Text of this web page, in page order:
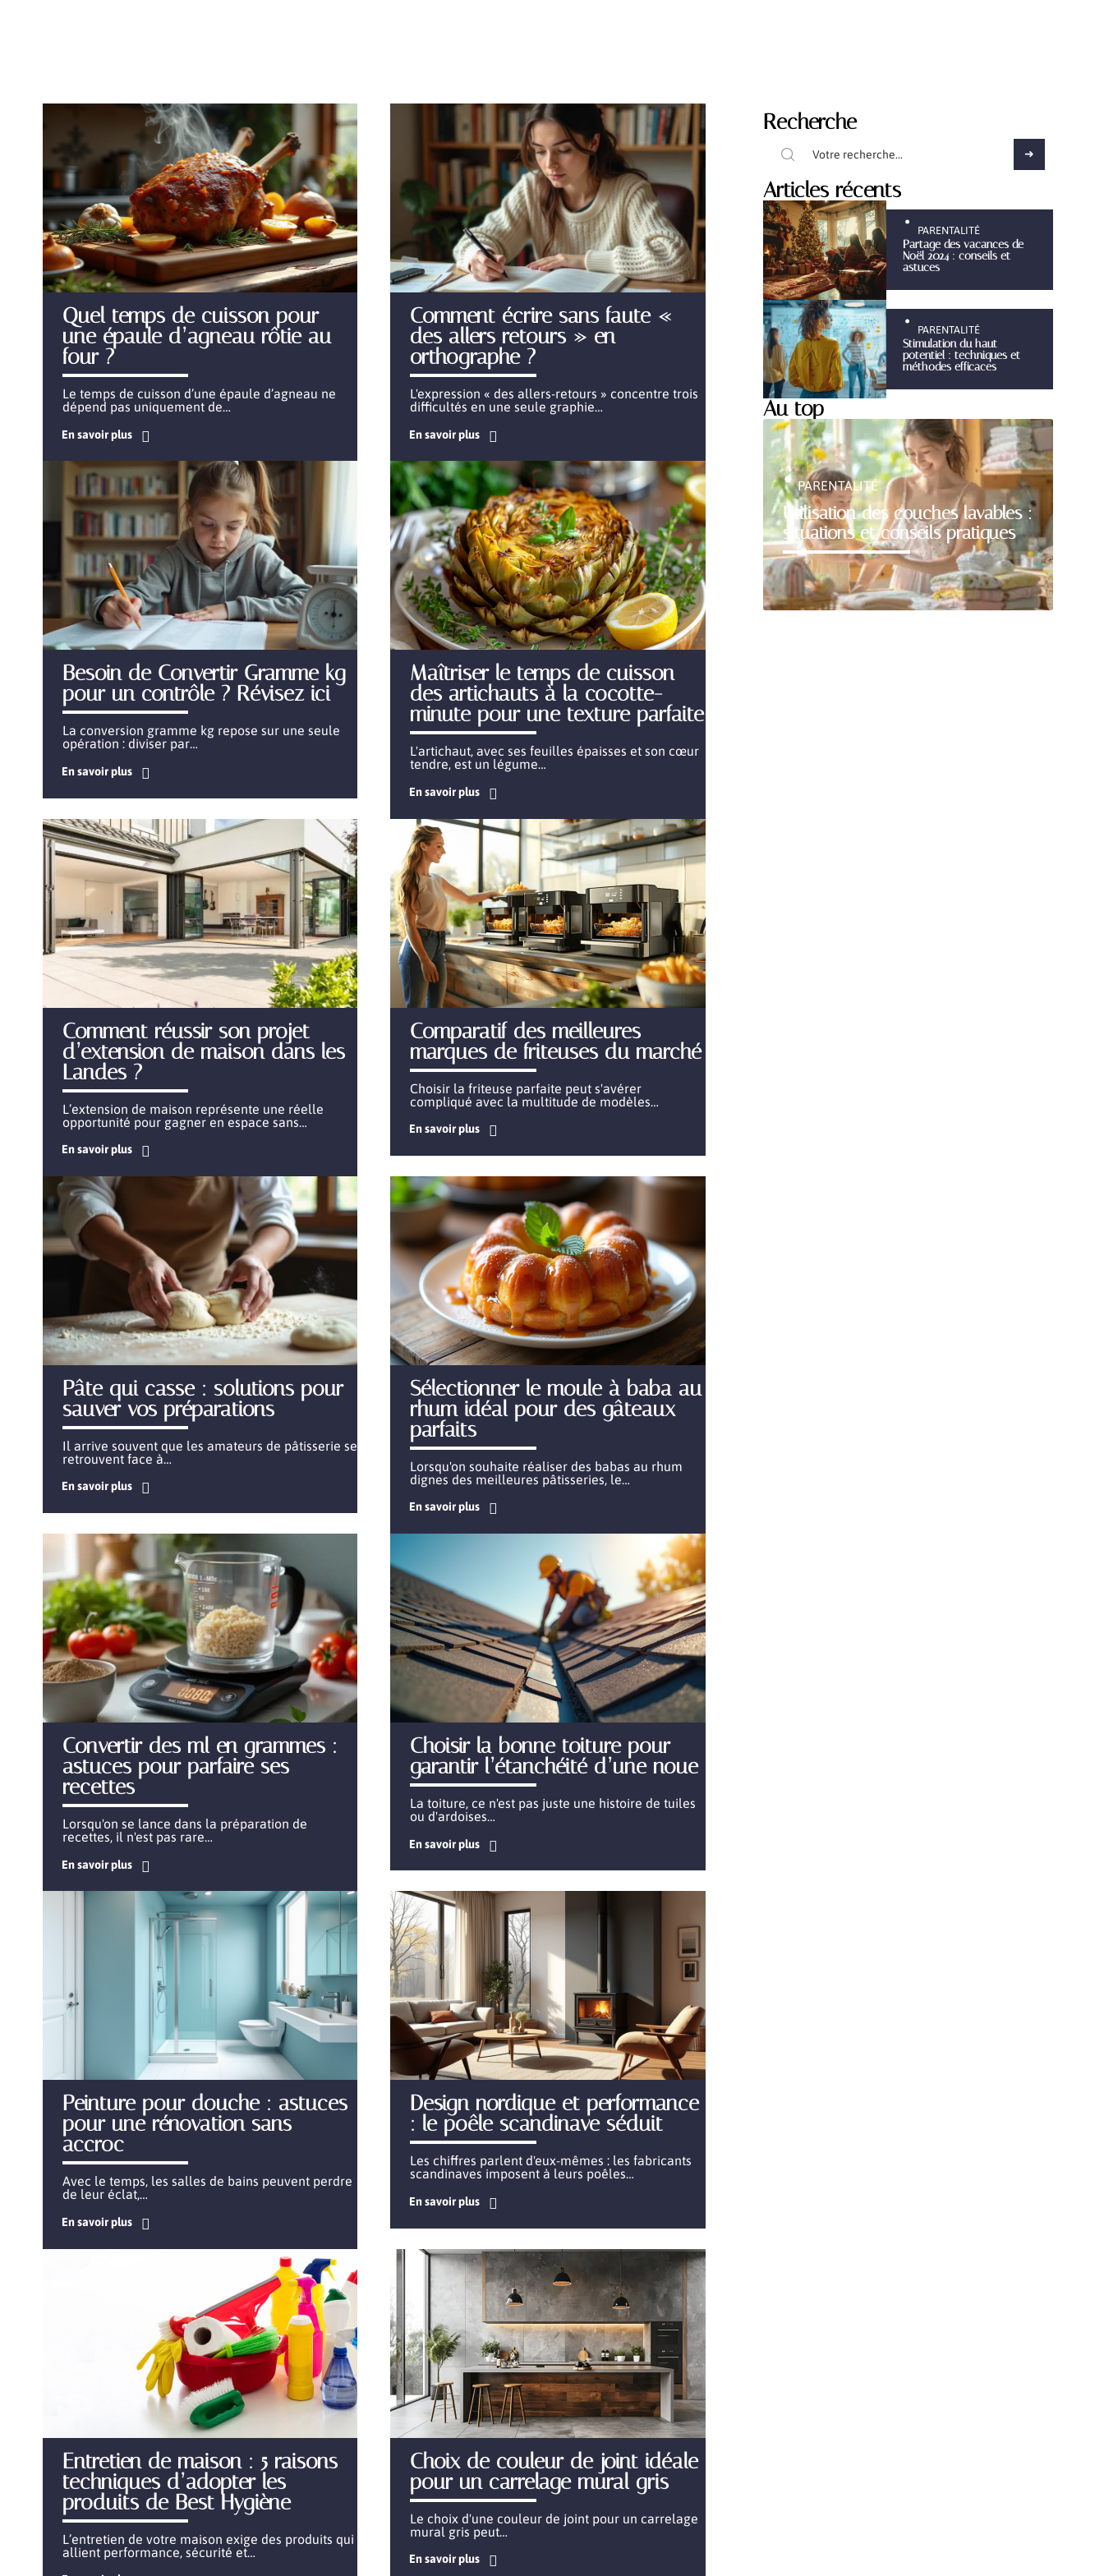
Quel temps de cuisson pour
une épaule d’agneau rôtie au
four ?
Le temps de cuisson d’une épaule d’agneau ne
dépend pas uniquement de…
En savoir plus
Comment écrire sans faute «
des allers retours » en
orthographe ?
L'expression « des allers-retours » concentre trois
difficultés en une seule graphie…
En savoir plus
Besoin de Convertir Gramme kg
pour un contrôle ? Révisez ici
La conversion gramme kg repose sur une seule
opération : diviser par…
En savoir plus
Maîtriser le temps de cuisson
des artichauts à la cocotte-
minute pour une texture parfaite
L'artichaut, avec ses feuilles épaisses et son cœur
tendre, est un légume…
En savoir plus
Comment réussir son projet
d’extension de maison dans les
Landes ?
L’extension de maison représente une réelle
opportunité pour gagner en espace sans
En savoir plus
Comparatif des meilleures
marques de friteuses du marché
Choisir la friteuse parfaite peut s'avérer
compliqué avec la multitude de modèles
En savoir plus
Pâte qui casse : solutions pour
sauver vos préparations
Il arrive souvent que les amateurs de pâtisserie se
retrouvent face à…
En savoir plus
Sélectionner le moule à baba au
rhum idéal pour des gâteaux
parfaits
Lorsqu'on souhaite réaliser des babas au rhum
dignes des meilleures pâtisseries, le…
En savoir plus
Convertir des ml en grammes :
astuces pour parfaire ses
recettes
Lorsqu'on se lance dans la préparation de
recettes, il n'est pas rare…
En savoir plus
Choisir la bonne toiture pour
garantir l’étanchéité d’une noue
La toiture, ce n'est pas juste une histoire de tuiles
ou d'ardoises…
En savoir plus
Peinture pour douche : astuces
pour une rénovation sans
accroc
Avec le temps, les salles de bains peuvent perdre
de leur éclat,…
En savoir plus
Design nordique et performance
: le poêle scandinave séduit
Les chiffres parlent d'eux-mêmes : les fabricants
scandinaves imposent à leurs poêles…
En savoir plus
Entretien de maison : 5 raisons
techniques d’adopter les
produits de Best Hygiène
L’entretien de votre maison exige des produits qui
allient performance, sécurité et…
Choix de couleur de joint idéale
pour un carrelage mural gris
Le choix d'une couleur de joint pour un carrelage
mural gris peut
En savoir plus
Recherche
Articles récents
PARENTALITÉ
Partage des vacances de
Noël 2024 : conseils et
astuces
PARENTALITÉ
Stimulation du haut
potentiel : techniques et
méthodes efficaces
Au top
Utilisation des couches lavables :
situations et conseils pratiques
PARENTALITÉ